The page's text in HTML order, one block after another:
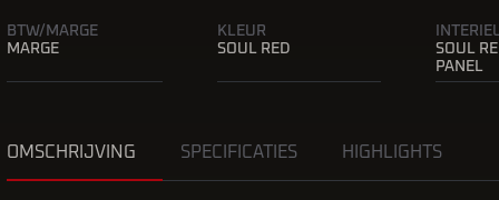
BTW/MARGE
MARGE
KLEUR
SOUL RED
SOUL
PANEL
OMSCHRIJVING SPECIFICATIES HIGHLIGHTS